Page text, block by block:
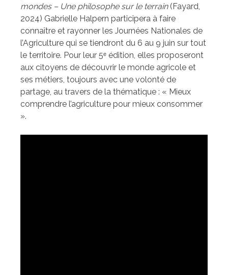
mondes – Une philosophe sur le terrain (Fayard,
2024) Gabrielle Halpern participera à faire
connaître et rayonner les Journées Nationales de
l’Agriculture qui se tiendront du 6 au 9 juin sur tout
le territoire. Pour leur 5ᵉ édition, elles proposeront
aux citoyens de découvrir le monde agricole et
ses métiers, toujours avec une volonté de
partage, au travers de la thématique : « Mieux
comprendre l’agriculture pour mieux consommer
».